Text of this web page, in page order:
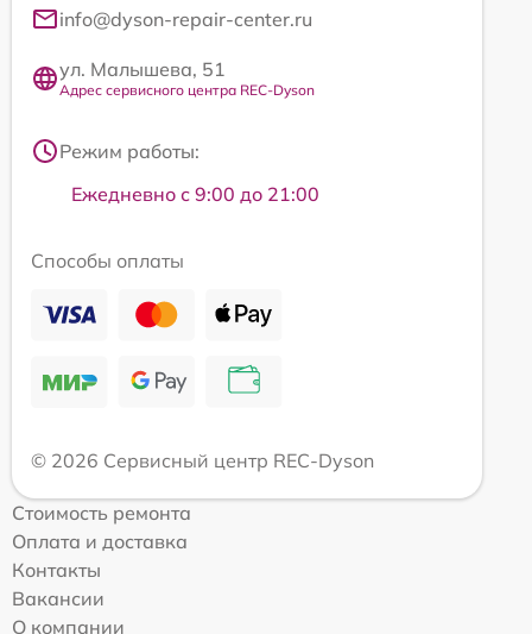
info@dyson-repair-center.ru
ул. Малышева, 51
Адрес сервисного центра REC-Dyson
Режим работы:
Ежедневно с 9:00 до 21:00
Способы оплаты
© 2026 Сервисный центр REC-Dyson
Стоимость ремонта
Оплата и доставка
Контакты
Вакансии
О компании